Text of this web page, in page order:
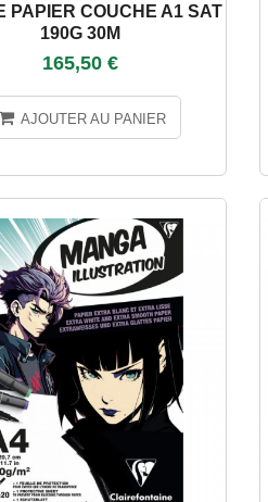
PAPIER COUCHE A1 SAT
190G 30M
165,50 €
AJOUTER AU PANIER